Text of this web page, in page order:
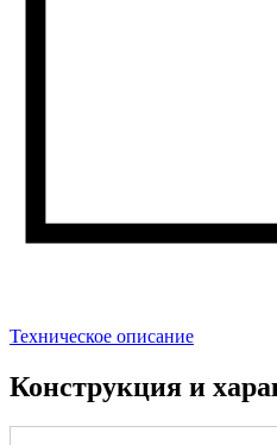
Техническое описание
Конструкция и